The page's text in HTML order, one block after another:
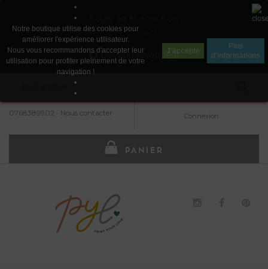
avec Paypal
Devenir revendeur
0768389902 • Nous contacter Connexion
PANIER
•
•
Notre boutique utilise des cookies pour
améliorer l'expérience utilisateur.
Nous vous recommandons d'accepter leur
utilisation pour profiter pleinement de votre
navigation !
•
•
J'accepte
Plus
d'informations